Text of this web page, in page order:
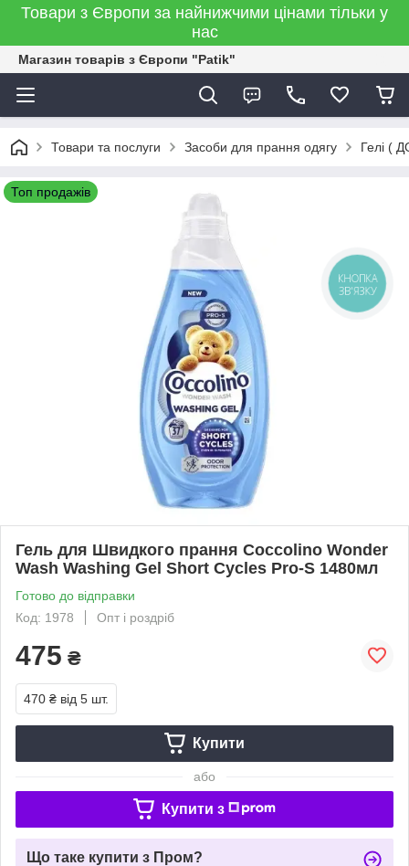
Товари з Європи за найнижчими цінами тільки у
нас
Магазин товарів з Європи "Patik"
Товари та послуги Засоби для прання одягу Гелі (
Топ продажів
Гель для Швидкого прання Coccolino Wonder
Wash Washing Gel Short Cycles Pro-S 1480мл
Готово до відправки
Код: 1978
Опт і роздріб
475 ₴
470 ₴ від 5 шт.
Купити
або
Купити з
Що таке купити з Пром?
КНОПКА
ЗВ'ЯЗКУ